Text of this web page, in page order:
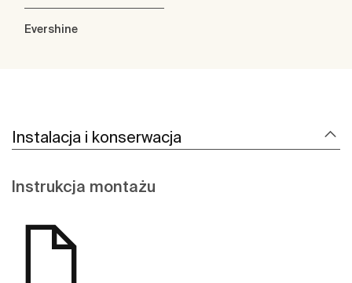
Evershine
Instalacja i konserwacja
Instrukcja montażu